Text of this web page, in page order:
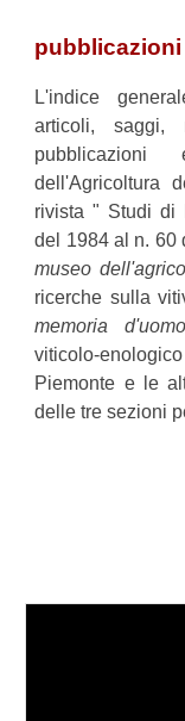
pubblicazioni
L'indice
articoli, saggi,
pubblicazioni
dell'Agricoltura
rivista " Studi di
del 1984 al n. 60
museo
ricerche sulla
memoria d'uomo
viticolo-
Piemonte e le
delletre sezioni